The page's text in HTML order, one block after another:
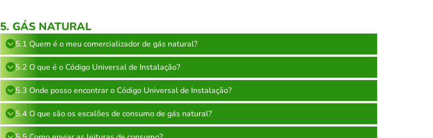
5. GÁS NATURAL
5.1 Quem é o meu comercializador de gás natural?
5.2 O que é o Código Universal de Instalação?
5.3 Onde posso encontrar o Código Universal de Instalação?
5.4 O que são os escalões de consumo de gás natural?